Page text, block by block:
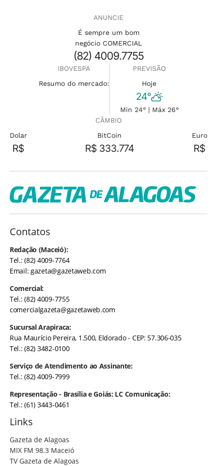
ANUNCIE
É sempre um bom
negócio COMERCIAL
(82) 4009.7755
IBOVESPA
Resumo do mercado:
PREVISÃO
Hoje
24°
Min 24° | Máx 26°
CÂMBIO
Dolar
R$
BitCoin
R$ 333.774
Euro
R$
Contatos
Redação (Maceió):
Tel.: (82) 4009-7764
Email:gazeta@gazetaweb.com
Comercial:
Tel.: (82) 4009-7755
comercialgazeta@gazetaweb.com
Sucursal Arapiraca:
Rua Maurício Pereira, 1.500, Eldorado - CEP: 57.306-035
Tel.: (82) 3482-0100
Serviço de Atendimento ao Assinante:
Tel.: (82) 4009-7999
Representação - Brasília e Goiás: LC Comunicação:
Tel.: (61) 3443-0461
Links
Gazeta de Alagoas
MIX FM 98.3 Maceió
TV Gazeta de Alagoas